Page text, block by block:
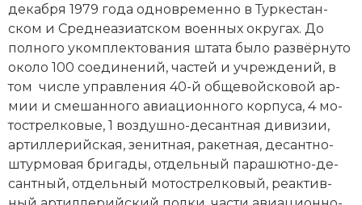
Образование
Общественные объединения и организации
Политическая история
Революции и народные движения
Религия и церковь
Россия
декабря 1979 года од­но­вре­мен­но в Тур­ке­стан­
ском и Среднеази­атском во­ен­ных ок­ру­гах. До
пол­но­го уком­плек­то­ва­ния шта­та бы­ло раз­вёр­ну­то
около 100 со­еди­не­ний, час­тей и уч­ре­ж­де­ний, в
том числе управ­ле­ния 40-й об­ще­вой­ско­вой ар­
мии и сме­шан­но­го авиационного кор­пу­са, 4 мо­
то­стрел­ко­вые, 1 воз­душ­но-де­сант­ная ди­ви­зии,
артиллерийская, зе­нит­ная, ра­кет­ная, де­сант­но-
штур­мо­вая бри­га­ды, отдельный па­ра­шют­но-де­
сант­ный, отдельный мо­то­стрел­ко­вый, ре­ак­тив­